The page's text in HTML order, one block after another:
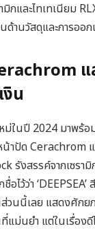
กและไทเทเนียม
ด้านวัสดุและการออ
แ
งิน
ในปี 2024 มาพร้อ
น้าปัด Cerachrom
รังสรรค์จากเซรา
อไว้ว่า
นนี้เลย แสดงศักย
แม่นยำ แต่ในเรื่อง